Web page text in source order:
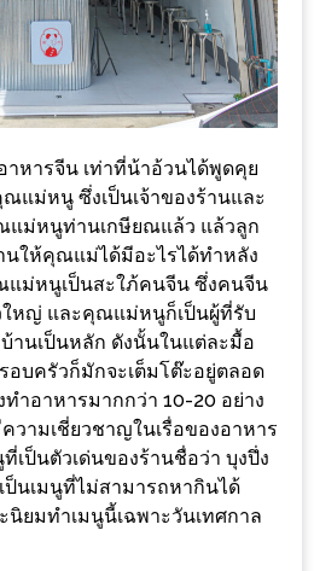
หารจีน เท่าที่น้าอ้วนได้พูดคุย
แม่หนู ซึ่งเป็นเจ้าของร้านและ
แม่หนูท่านเกษียณแล้ว แล้วลูก
ให้คุณแม่ได้มีอะไรได้ทำหลัง
แม่หนูเป็นสะใภ้คนจีน ซึ่งคนจีน
ใหญ่ และคุณแม่หนูก็เป็นผู้ที่รับ
านเป็นหลัก ดังนั้นในแต่ละมื้อ
อบครัวก็มักจะเต็มโต๊ะอยู่ตลอด
ำอาหารมากกว่า 10-20 อย่าง
ามเชี่ยวชาญในเรื่อของอาหาร
เป็นตัวเด่นของร้านชื่อว่า บุงปึ่ง
ป็นเมนูที่ไม่สามารถหากินได้
นิยมทำเมนูนี้เฉพาะวันเทศกาล